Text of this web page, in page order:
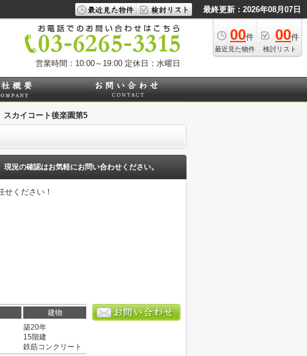
最終更新：2026年08月07日
00件
最近見た物件
00件
検討リスト
営業時間：10:00～19:00 定休日：水曜日
スカイコート後楽園第5
現況の確認はお気軽にお問い合わせください。
ください！
建物
築20年
15階建
鉄筋コンクリート